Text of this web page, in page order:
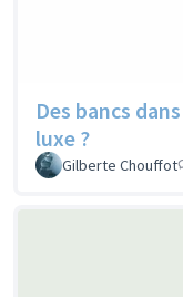
Des bancs
luxe ?
Gilberte Chouffot